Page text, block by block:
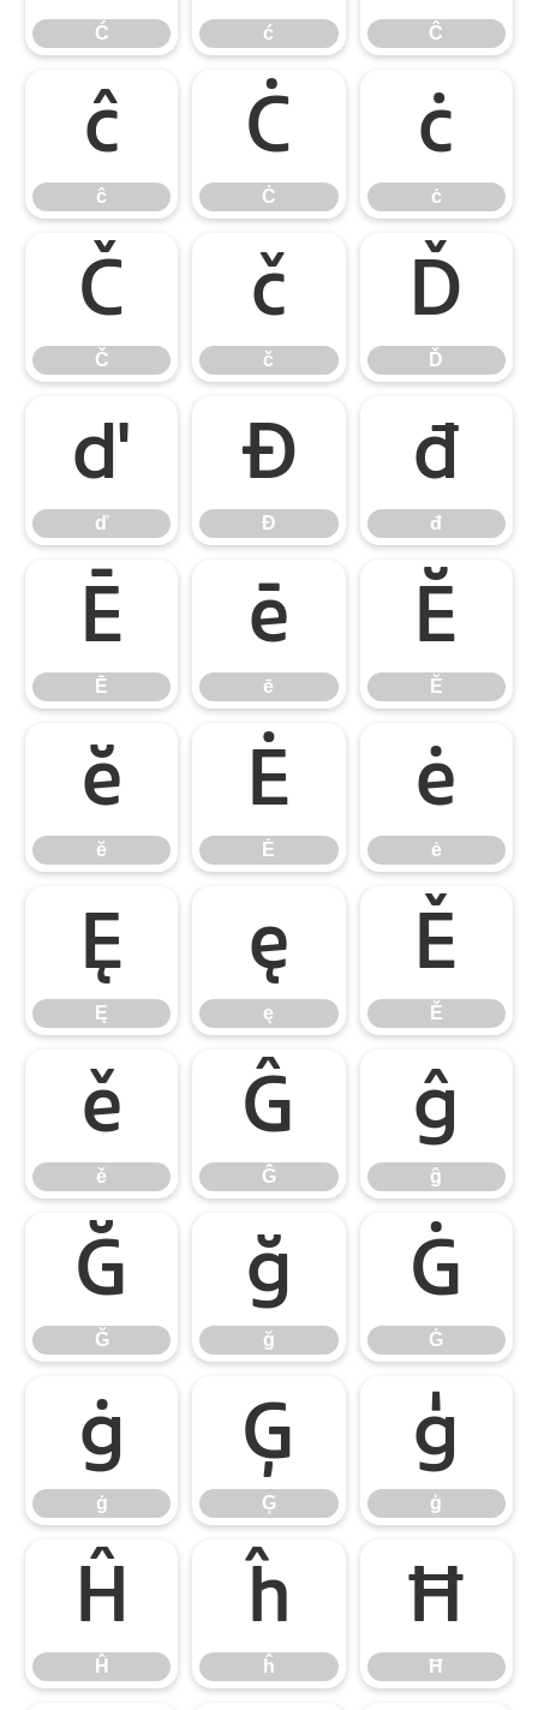
Ć ć Ĉ
ĉ
ĉ
Ċ
Ċ
ċ
ċ
Č
Č
č
č
Ď
Ď
ď
ď
Đ
Đ
đ
đ
Ē
Ē
ē
ē
Ĕ
Ĕ
ĕ
ĕ
Ė
Ė
ė
ė
Ę
Ę
ę
ę
Ě
Ě
ě
ě
Ĝ
Ĝ
ĝ
ĝ
Ğ
Ğ
ğ
ğ
Ġ
Ġ
ġ
ġ
Ģ
Ģ
ģ
ģ
Ĥ
Ĥ
ĥ
ĥ
Ħ
Ħ